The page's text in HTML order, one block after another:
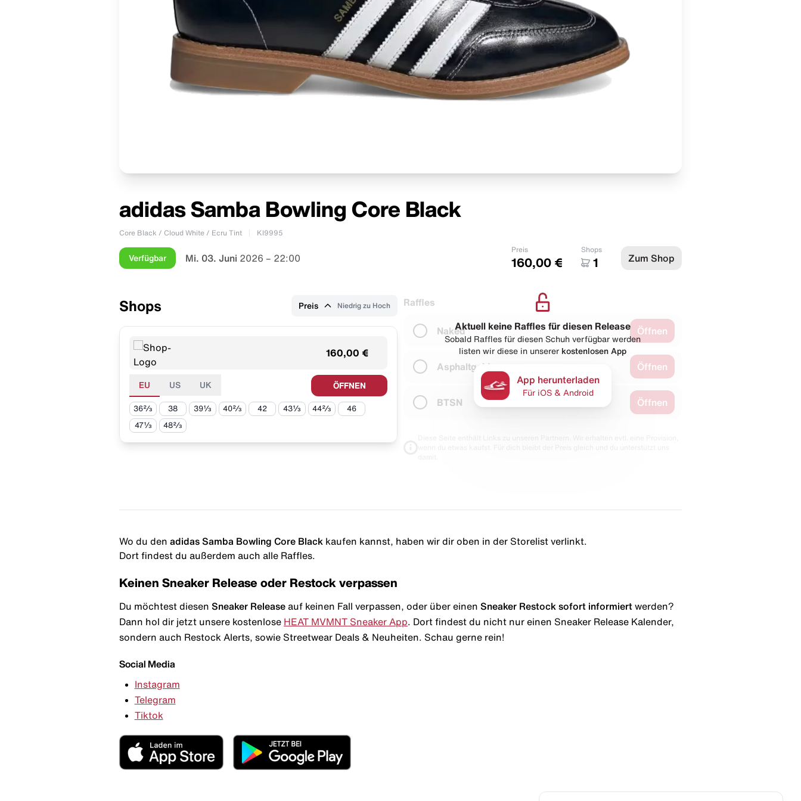
adidas Samba Bowling Core Black
Core Black / Cloud White / Ecru Tint KI9995
Verfügbar Mi. 03. Juni 2026 – 22:00
Preis
160,00 €
Shops
1 Zum Shop
Shops Preis Niedrig zu Hoch
160,00 €
EU US UK ÖFFNEN
36⅔ 38 39⅓ 40⅔ 42 43⅓ 44⅔ 46
47⅓ 48⅔
Raffles
Naked Öffnen
Asphaltgold Öffnen
BTSN Öffnen
Aktuell keine Raffles für diesen Release
Sobald Raffles für diesen Schuh verfügbar werden
listen wir diese in unserer kostenlosen App
App herunterladen
Für iOS & Android
Wo du den adidas Samba Bowling Core Black kaufen kannst, haben wir dir oben in der Storelist verlinkt.
Dort findest du außerdem auch alle Raffles.
Keinen Sneaker Release oder Restock verpassen
Du möchtest diesen Sneaker Release auf keinen Fall verpassen, oder über einen Sneaker Restock sofort informiert werden?
Dann hol dir jetzt unsere kostenlose HEAT MVMNT Sneaker App . Dort findest du nicht nur einen Sneaker Release Kalender,
sondern auch Restock Alerts, sowie Streetwear Deals & Neuheiten. Schau gerne rein!
Social Media
Instagram
Telegram
Tiktok